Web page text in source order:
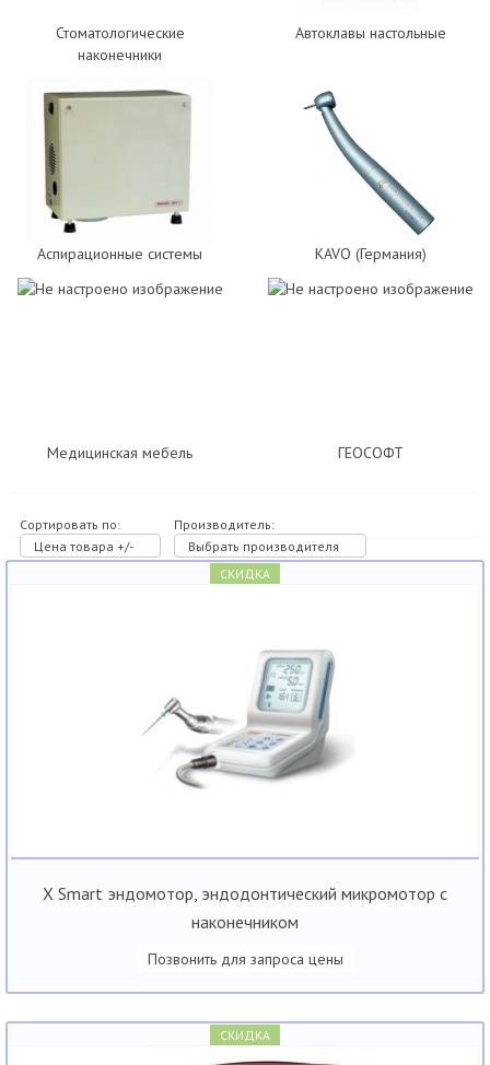
Стоматологические
наконечники
Автоклавы настольные
Аспирационные системы KAVO (Германия)
Медицинская мебель ГЕОСОФТ
Сортировать по:
Цена товара +/-
Производитель:
Выбрать производителя
СКИДКА
X Smart эндомотор, эндодонтический микромотор с
наконечником
Позвонить для запроса цены
СКИДКА